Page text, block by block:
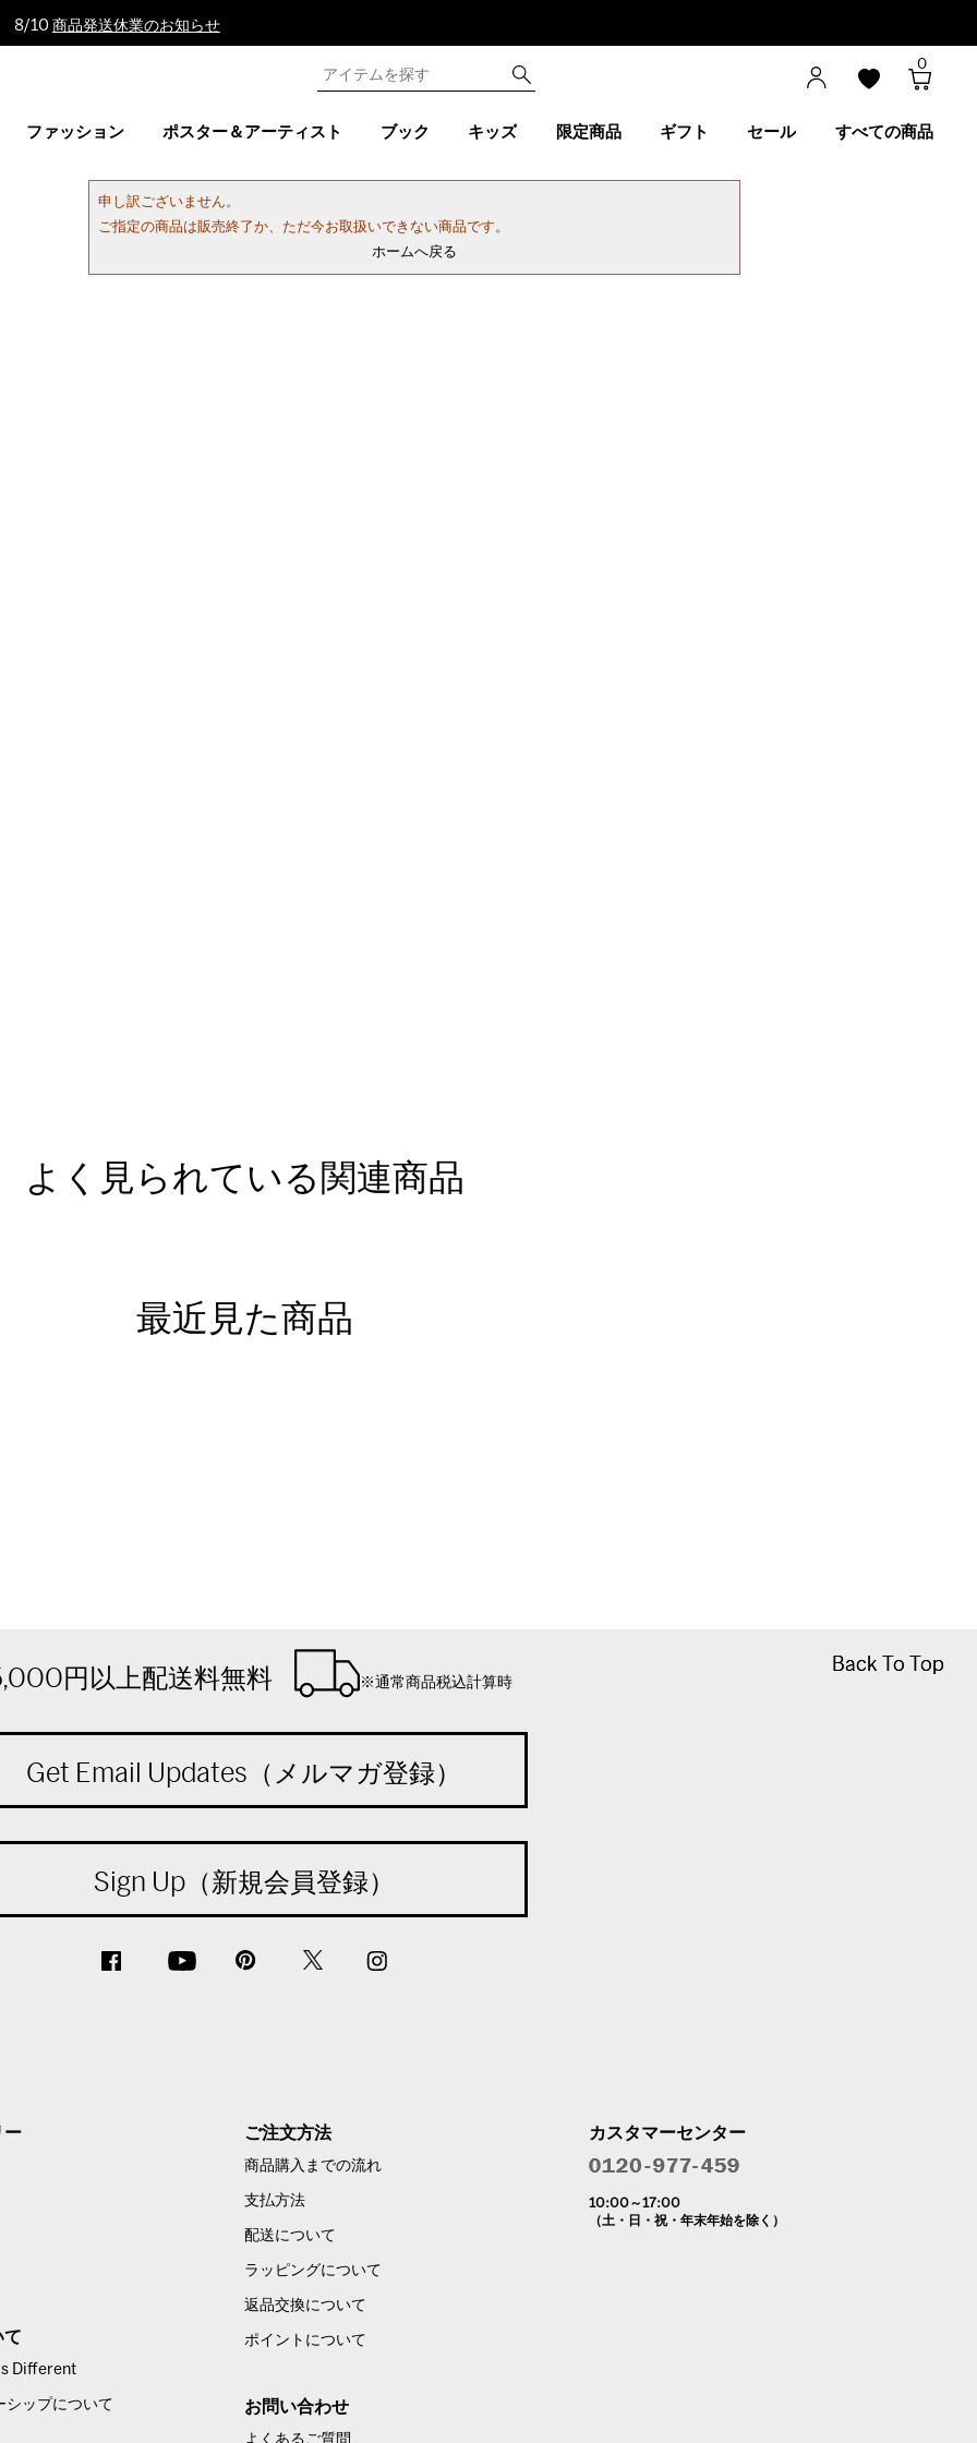
8/10 商品発送休業のお知らせ
0
ファッション ポスター＆アーティスト ブック キッズ 限定商品 ギフト セール すべての商品
申し訳ございません。
ご指定の商品は販売終了か、ただ今お取扱いできない商品です。
ホームへ戻る
よく見られている関連商品
最近見た商品
Back To Top
Back To Top
円以上配送料無料 ※通常商品税込計算時
Get Email Updates（メルマガ登録）
Sign Up（新規会員登録）
ー
て
Different
シップについて
ご注文方法
商品購入までの流れ
支払方法
配送について
ラッピングについて
返品交換について
ポイントについて
お問い合わせ
よくあるご質問
カスタマーセンター
10:00～17:00
（土・日・祝・年末年始を除く）